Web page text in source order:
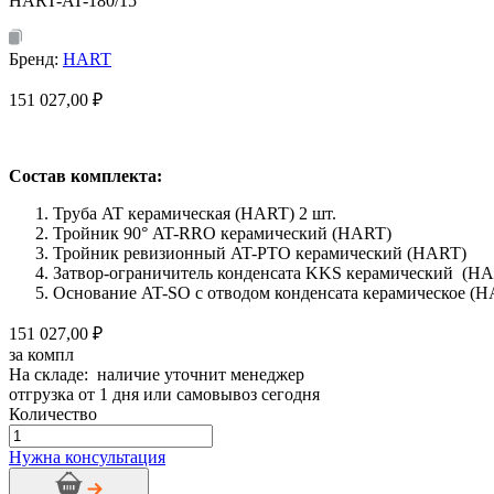
Бренд: HART
151 027,00 ₽
Состав комплекта:
Труба AT керамическая (HART) 2 шт.
Тройник 90° AT-RRO керамический (HART)
Тройник ревизионный AT-PTO керамический (HART)
Затвор-ограничитель конденсата KKS керамический
Основание AT-SO с отводом конденсата керамическое
151 027,00 ₽
за компл
На складе: наличие уточнит менеджер
отгрузка от 1 дня или самовывоз сегодня
Количество
Количество
товара
Дымоход
Нужна консультация